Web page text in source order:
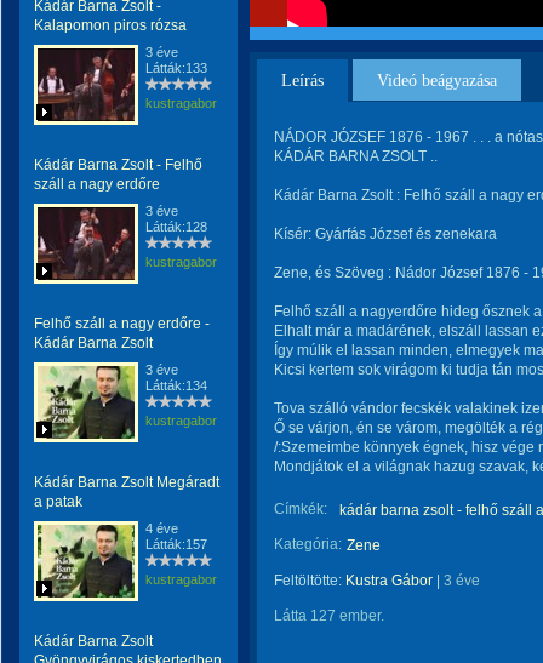
Kádár Barna Zsolt -
Kalapomon piros rózsa
3 éve
Látták:133
kustragabor
Kádár Barna Zsolt - Felhő
száll a nagy erdőre
3 éve
Látták:128
kustragabor
Felhő száll a nagy erdőre -
Kádár Barna Zsolt
3 éve
Látták:134
kustragabor
Kádár Barna Zsolt Megáradt
a patak
4 éve
Látták:157
kustragabor
Kádár Barna Zsolt
Leírás Videó beágyazása
NÁDOR JÓZSEF 1876 - 1967 . . . a
KÁDÁR BARNA ZSOLT ..
Kádár Barna Zsolt : Felhő száll a nagy
Kísér: Gyárfás József és zenekara
Zene, és Szöveg : Nádor József 1876 -
Felhő száll a nagyerdőre hideg ősznek
Elhalt már a madárének, elszáll lassan
Így múlik el lassan minden, elmegyek
Kicsi kertem sok virágom ki tudja tán
Tova szálló vándor fecskék valakinek
Ő se várjon, én se várom, megölték a
/:Szemeimbe könnyek égnek, hisz vége
Mondjátok el a világnak hazug szavak,
Címkék:
kádár barna zsolt - felhő száll
Kategória: Zene
Feltöltötte: Kustra Gábor 3 éve
Látta 127 ember.